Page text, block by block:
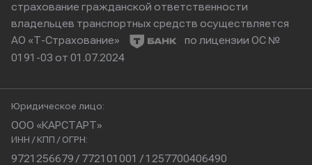
страхование гражданской ответственности
владельцев транспортных средств осуществляется
АО «Т-Страхование»
по лицензии ОС №
0191-03 от 01.07.2024
Юридическое лицо:
ООО «КАРСТАРТ»
ИНН / КПП / ОГРН:
9721256679 / 772101001 / 1257700406490